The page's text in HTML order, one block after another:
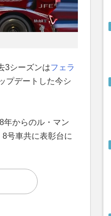
3シーズンはフェラ
プデートした今シ
年からのル・マン
号車共に表彰台に